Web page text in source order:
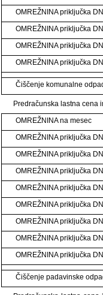
OMREŽNINA priključka
OMREŽNINA priključka
OMREŽNINA priključka
OMREŽNINA priključka
Čiščenje komunalne
Predračunska lastna cena
OMREŽNINA na mesec
OMREŽNINA priključka
OMREŽNINA priključka
OMREŽNINA priključka
OMREŽNINA priključka
OMREŽNINA priključka
OMREŽNINA priključka
OMREŽNINA priključka
OMREŽNINA priključka
Čiščenje padavinske